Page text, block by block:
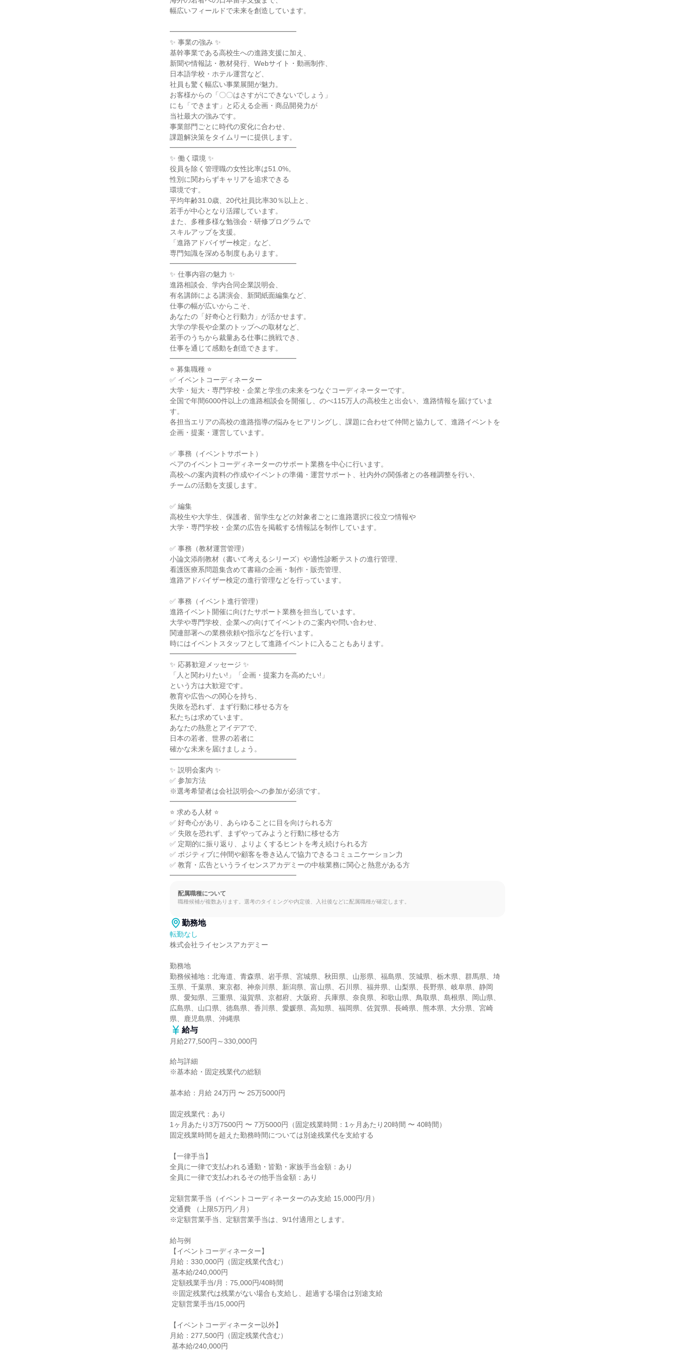
幅広いフィールドで未来を創造しています。
━━━━━━━━━━━━━━━━━━
✨ 事業の強み ✨
基幹事業である高校生への進路支援に加え、
新聞や情報誌・教材発行、Webサイト・動画制作、
日本語学校・ホテル運営など、
社員も驚く幅広い事業展開が魅力。
お客様からの「〇〇はさすがにできないでしょう」
にも「できます」と応える企画・商品開発力が
当社最大の強みです。
事業部門ごとに時代の変化に合わせ、
課題解決策をタイムリーに提供します。
━━━━━━━━━━━━━━━━━━
✨ 働く環境 ✨
役員を除く管理職の女性比率は51.0%。
性別に関わらずキャリアを追求できる
環境です。
平均年齢31.0歳、20代社員比率30％以上と、
若手が中心となり活躍しています。
また、多種多様な勉強会・研修プログラムで
スキルアップを支援。
「進路アドバイザー検定」など、
専門知識を深める制度もあります。
━━━━━━━━━━━━━━━━━━
✨ 仕事内容の魅力 ✨
進路相談会、学内合同企業説明会、
有名講師による講演会、新聞紙面編集など、
仕事の幅が広いからこそ、
あなたの「好奇心と行動力」が活かせます。
大学の学長や企業のトップへの取材など、
若手のうちから裁量ある仕事に挑戦でき、
仕事を通じて感動を創造できます。
━━━━━━━━━━━━━━━━━━
⭐ 募集職種 ⭐
✅ イベントコーディネーター
大学・短大・専門学校・企業と学生の未来をつなぐコーディネーターです。
全国で年間6000件以上の進路相談会を開催し、のべ115万人の高校生と出会い、進路情報を届けていま
す。
各担当エリアの高校の進路指導の悩みをヒアリングし、課題に合わせて仲間と協力して、進路イベントを
企画・提案・運営しています。
✅ 事務（イベントサポート）
ペアのイベントコーディネーターのサポート業務を中心に行います。
高校への案内資料の作成やイベントの準備・運営サポート、社内外の関係者との各種調整を行い、
チームの活動を支援します。
✅ 編集
高校生や大学生、保護者、留学生などの対象者ごとに進路選択に役立つ情報や
大学・専門学校・企業の広告を掲載する情報誌を制作しています。
✅ 事務（教材運営管理）
小論文添削教材（書いて考えるシリーズ）や適性診断テストの進行管理、
看護医療系問題集含めて書籍の企画・制作・販売管理、
進路アドバイザー検定の進行管理などを行っています。
✅ 事務（イベント進行管理）
進路イベント開催に向けたサポート業務を担当しています。
大学や専門学校、企業への向けてイベントのご案内や問い合わせ、
関連部署への業務依頼や指示などを行います。
時にはイベントスタッフとして進路イベントに入ることもあります。
━━━━━━━━━━━━━━━━━━
✨ 応募歓迎メッセージ ✨
「人と関わりたい!」「企画・提案力を高めたい!」
という方は大歓迎です。
教育や広告への関心を持ち、
失敗を恐れず、まず行動に移せる方を
私たちは求めています。
あなたの熱意とアイデアで、
日本の若者、世界の若者に
確かな未来を届けましょう。
━━━━━━━━━━━━━━━━━━
✨ 説明会案内 ✨
✅ 参加方法
※選考希望者は会社説明会への参加が必須です。
━━━━━━━━━━━━━━━━━━
⭐ 求める人材 ⭐
✅ 好奇心があり、あらゆることに目を向けられる方
✅ 失敗を恐れず、まずやってみようと行動に移せる方
✅ 定期的に振り返り、よりよくするヒントを考え続けられる方
✅ ポジティブに仲間や顧客を巻き込んで協力できるコミュニケーション力
✅ 教育・広告というライセンスアカデミーの中核業務に関心と熱意がある方
━━━━━━━━━━━━━━━━━━
配属職種について
職種候補が複数あります。選考のタイミングや内定後、入社後などに配属職種が確定します。
勤務地
転勤なし
株式会社ライセンスアカデミー
勤務地
勤務候補地：北海道、青森県、岩手県、宮城県、秋田県、山形県、福島県、茨城県、栃木県、群馬県、埼
玉県、千葉県、東京都、神奈川県、新潟県、富山県、石川県、福井県、山梨県、長野県、岐阜県、静岡
県、愛知県、三重県、滋賀県、京都府、大阪府、兵庫県、奈良県、和歌山県、鳥取県、島根県、岡山県、
広島県、山口県、徳島県、香川県、愛媛県、高知県、福岡県、佐賀県、長崎県、熊本県、大分県、宮崎
県、鹿児島県、沖縄県
給与
月給277,500円～330,000円
給与詳細
※基本給・固定残業代の総額
基本給：月給 24万円 〜 25万5000円
固定残業代：あり
1ヶ月あたり3万7500円 〜 7万5000円（固定残業時間：1ヶ月あたり20時間 〜 40時間）
固定残業時間を超えた勤務時間については別途残業代を支給する
【一律手当】
全員に一律で支払われる通勤・皆勤・家族手当金額：あり
全員に一律で支払われるその他手当金額：あり
定額営業手当（イベントコーディネーターのみ支給 15,000円/月）
交通費 （上限5万円／月）
※定額営業手当、定額営業手当は、9/1付適用とします。
給与例
【イベントコーディネーター】
月給：330,000円（固定残業代含む）
【イベントコーディネーター以外】
月給：277,500円（固定残業代含む）